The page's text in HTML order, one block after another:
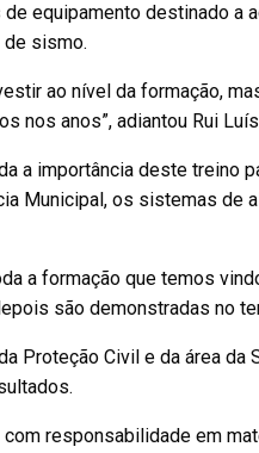
equipamento destinado a
de sismo.
ao nível da formação,
nos anos”, adiantou Rui
a importância deste treino
Municipal, os sistemas de
a formação que temos
são demonstradas no
Proteção Civil e da área da
responsabilidade em